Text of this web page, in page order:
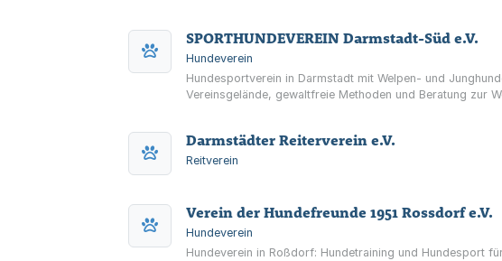
SPORTHUNDEVEREIN Darmstadt-Süd e.V.
Hundeverein
Hundesportverein in Darmstadt mit Welpen- und
Vereinsgelände, gewaltfreie Methoden und Beratung zur
Darmstädter Reiterverein e.V.
Reitverein
Verein der Hundefreunde 1951 Rossdorf e.V.
Hundeverein
Hundeverein in Roßdorf: Hundetraining und Hundesport